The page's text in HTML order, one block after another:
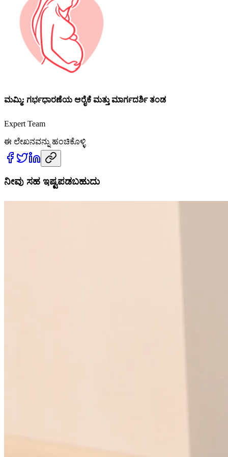
ಮಮ್ಮಿ: ಗರ್ಭಧಾರಣೆಯ ಆರೈಕೆ ಮತ್ತು ಮಾರ್ಗದರ್ಶಿ ತಂಡ
Expert Team
ಈ ಲೇಖನವನ್ನು ಹಂಚಿಕೊಳ್ಳಿ
ನೀವು ಸಹ ಇಷ್ಟಪಡಬಹುದು